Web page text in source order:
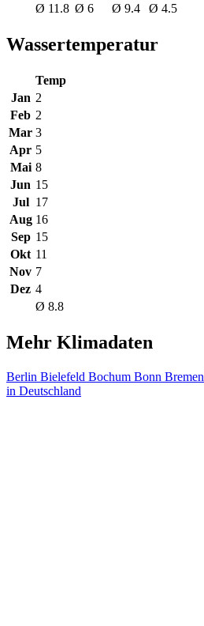
Ø 11.8 Ø 6 Ø 9.4 Ø 4.5
Wassertemperatur
Temp
Jan 2
Feb 2
Mar 3
Apr 5
Mai 8
Jun 15
Jul 17
Aug 16
Sep 15
Okt 11
Nov 7
Dez 4
Ø 8.8
Mehr Klimadaten
Berlin Bielefeld Bochum Bonn Bremen
in Deutschland